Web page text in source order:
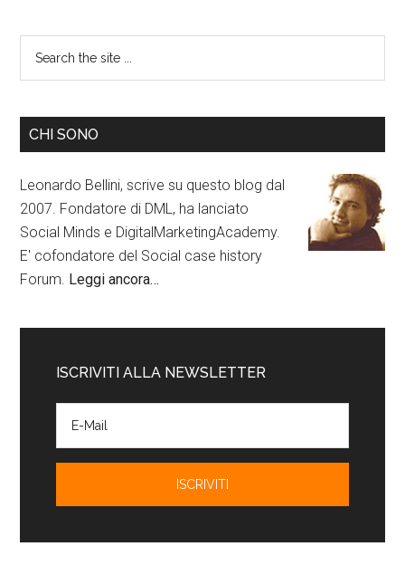
CHI SONO
Leonardo Bellini, scrive su questo blog dal
2007. Fondatore di DML, ha lanciato
Social Minds e DigitalMarketingAcademy.
E' cofondatore del Social case history
Forum. Leggi ancora…
ISCRIVITI ALLA NEWSLETTER